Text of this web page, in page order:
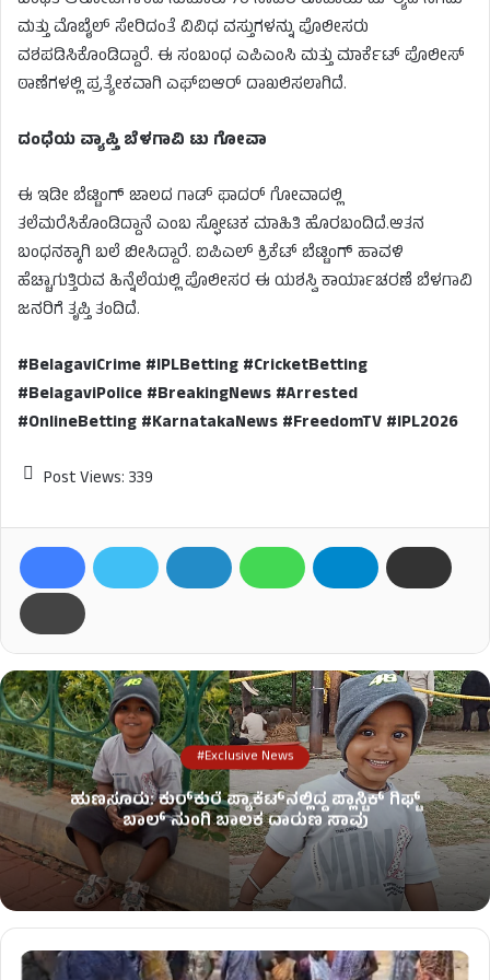
ಮತ್ತು ಮೊಬೈಲ್ ಸೇರಿದಂತೆ ವಿವಿಧ ವಸ್ತುಗಳನ್ನು ಪೊಲೀಸರು
ವಶಪಡಿಸಿಕೊಂಡಿದ್ದಾರೆ. ಈ ಸಂಬಂಧ ಎಪಿಎಂಸಿ ಮತ್ತು ಮಾರ್ಕೆಟ್ ಪೊಲೀಸ್
ಠಾಣೆಗಳಲ್ಲಿ ಪ್ರತ್ಯೇಕವಾಗಿ ಎಫ್‌ಐಆರ್ ದಾಖಲಿಸಲಾಗಿದೆ.
ದಂಧೆಯ ವ್ಯಾಪ್ತಿ ಬೆಳಗಾವಿ ಟು ಗೋವಾ
ಈ ಇಡೀ ಬೆಟ್ಟಿಂಗ್ ಜಾಲದ ಗಾಡ್ ಫಾದರ್ ಗೋವಾದಲ್ಲಿ
ತಲೆಮರೆಸಿಕೊಂಡಿದ್ದಾನೆ ಎಂಬ ಸ್ಫೋಟಕ ಮಾಹಿತಿ ಹೊರಬಂದಿದೆ.ಆತನ
ಬಂಧನಕ್ಕಾಗಿ ಬಲೆ ಬೀಸಿದ್ದಾರೆ. ಐಪಿಎಲ್ ಕ್ರಿಕೆಟ್ ಬೆಟ್ಟಿಂಗ್ ಹಾವಳಿ
ಹೆಚ್ಚಾಗುತ್ತಿರುವ ಹಿನ್ನೆಲೆಯಲ್ಲಿ ಪೊಲೀಸರ ಈ ಯಶಸ್ವಿ ಕಾರ್ಯಾಚರಣೆ ಬೆಳಗಾವಿ
ಜನರಿಗೆ ತೃಪ್ತಿ ತಂದಿದೆ.
#BelagaviCrime #IPLBetting #CricketBetting
#BelagaviPolice #BreakingNews #Arrested
#OnlineBetting #KarnatakaNews #FreedomTV #IPL2026
Post Views: 339
#Exclusive News
ಹುಣಸೂರು: ಕುರ್‌ಕುರೆ ಪ್ಯಾಕೆಟ್‌ನಲ್ಲಿದ್ದ ಪ್ಲಾಸ್ಟಿಕ್ ಗಿಫ್ಟ್
ಬಾಲ್ ನುಂಗಿ ಬಾಲಕ ದಾರುಣ ಸಾವು